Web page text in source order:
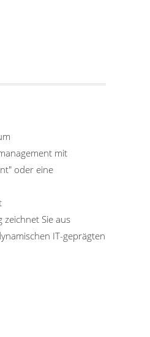
mit
oder eine
Sie aus
IT-geprägten